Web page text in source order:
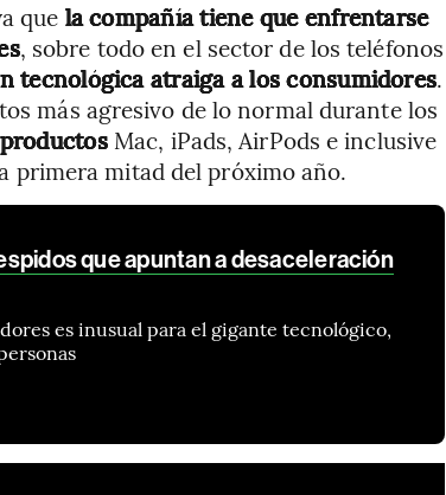
que la compañía tiene que enfrentarse
, sobre todo en el sector de los teléfonos
tecnológica atraiga a los consumidores.
más agresivo de lo normal durante los
Mac, iPads, AirPods e inclusive
primera mitad del próximo año.
que apuntan a desaceleración
es inusual para el gigante tecnológico,